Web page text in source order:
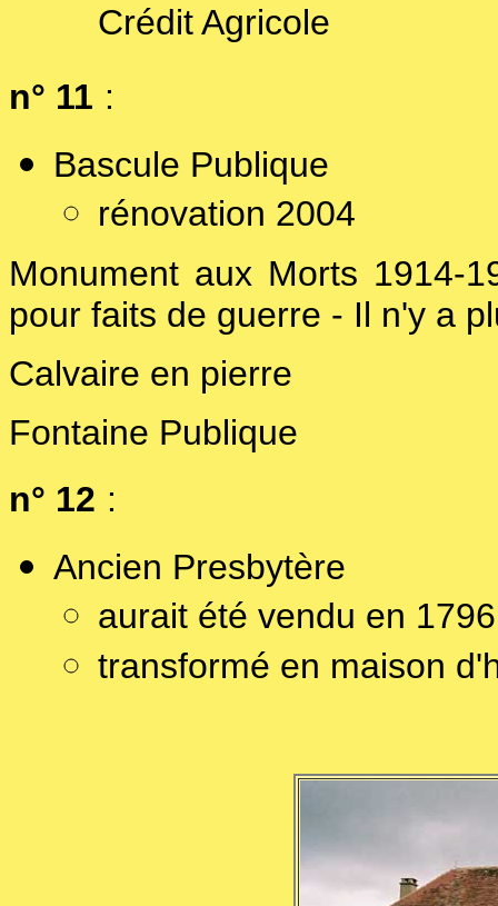
Crédit Agricole
n° 11 :
Bascule Publique
rénovation 2004
Monument aux Morts 1914-
pour faits de guerre - Il n'y a
Calvaire en pierre
Fontaine Publique
n° 12 :
Ancien Presbytère
aurait été vendu en
transformé en maison